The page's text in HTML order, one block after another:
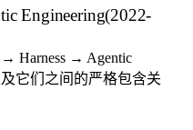
Engineering(2022-
Harness → Agentic
它们之间的严格包含关